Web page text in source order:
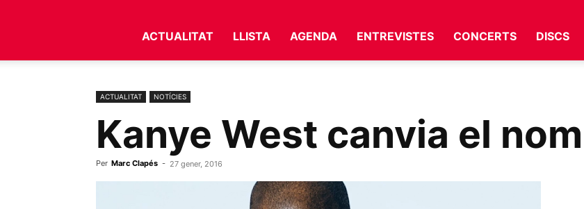
Fila
ACTUALITAT LLISTA AGENDA ENTREVISTES CONCERTS DISCS
ACTUALITAT NOTÍCIES
Kanye West canvia el
Per Marc Clapés - 27 gener, 2016